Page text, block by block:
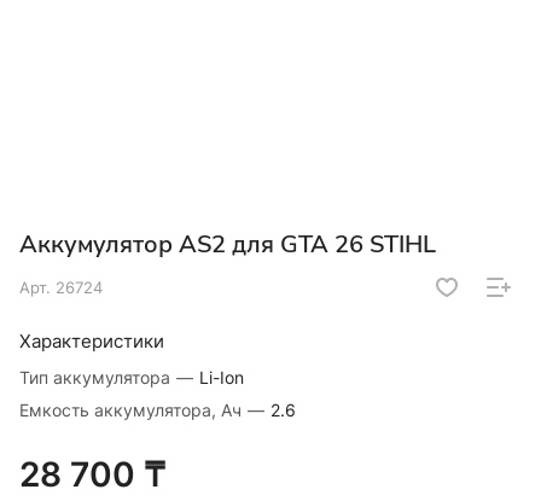
Аккумулятор AS2 для GTA 26 STIHL
Арт. 26724
Характеристики
Тип аккумулятора — Li-Ion
Емкость аккумулятора, Ач — 2.6
28 700 ₸